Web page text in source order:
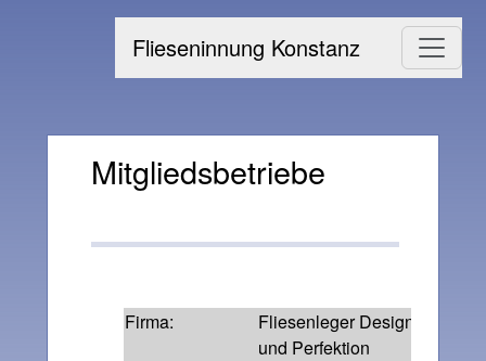
Flieseninnung Konstanz
Mitgliedsbetriebe
Firma:
Fliesenleger Design
und Perfektion